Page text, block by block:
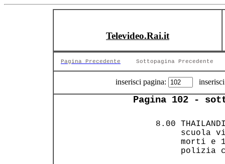
Televideo.Rai.it
Pagina Precedente Sottopagina Precedente
inserisci pagina:
Pagina 102 -
8.00
scuola
morti e
polizia